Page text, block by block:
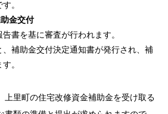
。
金交付
書を基に審査が行われます。
、補助金交付決定通知書が発行され、補
。
上里町の住宅改修資金補助金を受け取る